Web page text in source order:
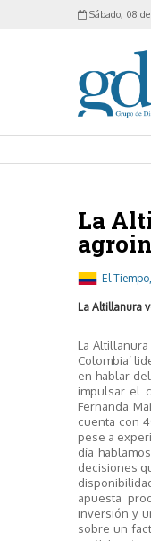
Sábado, 08
La
El
La Altillanura
La
Colombia’
en hablar
impulsar el
Fernanda
cuenta con
pese a
día
decisiones
apuesta
inversión y
sobre un